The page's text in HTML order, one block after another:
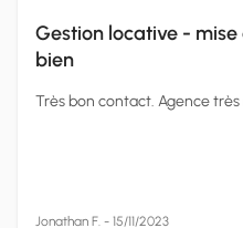
Gestion locative -
bien
Très bon contact. Agence
Jonathan F. - 15/11/2023